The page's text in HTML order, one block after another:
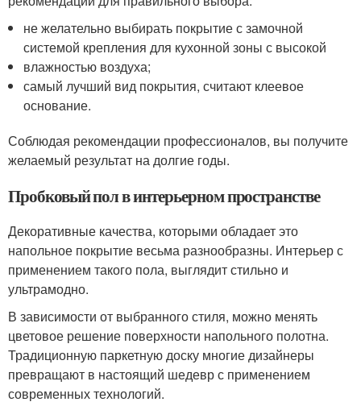
не желательно выбирать покрытие с замочной
системой крепления для кухонной зоны с высокой
влажностью воздуха;
самый лучший вид покрытия, считают клеевое
основание.
Соблюдая рекомендации профессионалов, вы получите
желаемый результат на долгие годы.
Пробковый пол в интерьерном пространстве
Декоративные качества, которыми обладает это
напольное покрытие весьма разнообразны. Интерьер с
применением такого пола, выглядит стильно и
ультрамодно.
В зависимости от выбранного стиля, можно менять
цветовое решение поверхности напольного полотна.
Традиционную паркетную доску многие дизайнеры
превращают в настоящий шедевр с применением
современных технологий.